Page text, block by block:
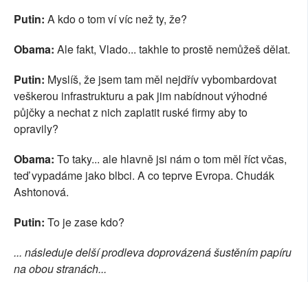
Putin: A kdo o tom ví víc než ty, že?
Obama: Ale fakt, Vlado... takhle to prostě nemůžeš dělat.
Putin: Myslíš, že jsem tam měl nejdřív vybombardovat
veškerou infrastrukturu a pak jim nabídnout výhodné
půjčky a nechat z nich zaplatit ruské firmy aby to
opravily?
Obama: To taky... ale hlavně jsi nám o tom měl říct včas,
teď vypadáme jako blbci. A co teprve Evropa. Chudák
Ashtonová.
Putin: To je zase kdo?
... následuje delší prodleva doprovázená šustěním papíru
na obou stranách...